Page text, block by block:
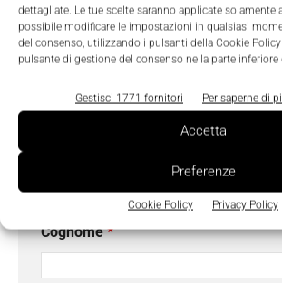
dettagliate. Le tue scelte saranno applicate solamente
possibile modificare le impostazioni in qualsiasi
del consenso, utilizzando i pulsanti della Cookie
pulsante di gestione del consenso nella parte inferiore
Gestisci 1771 fornitori Per saperne di
Accetta
Preferenze
Cookie Policy Privacy Policy
Richiedi maggiori informazioni
I campi contrassegnati con*sono
Cognome*